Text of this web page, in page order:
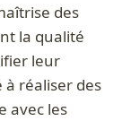
des
la qualité
leur
réaliser des
avec les